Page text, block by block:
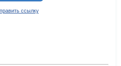
ссылку